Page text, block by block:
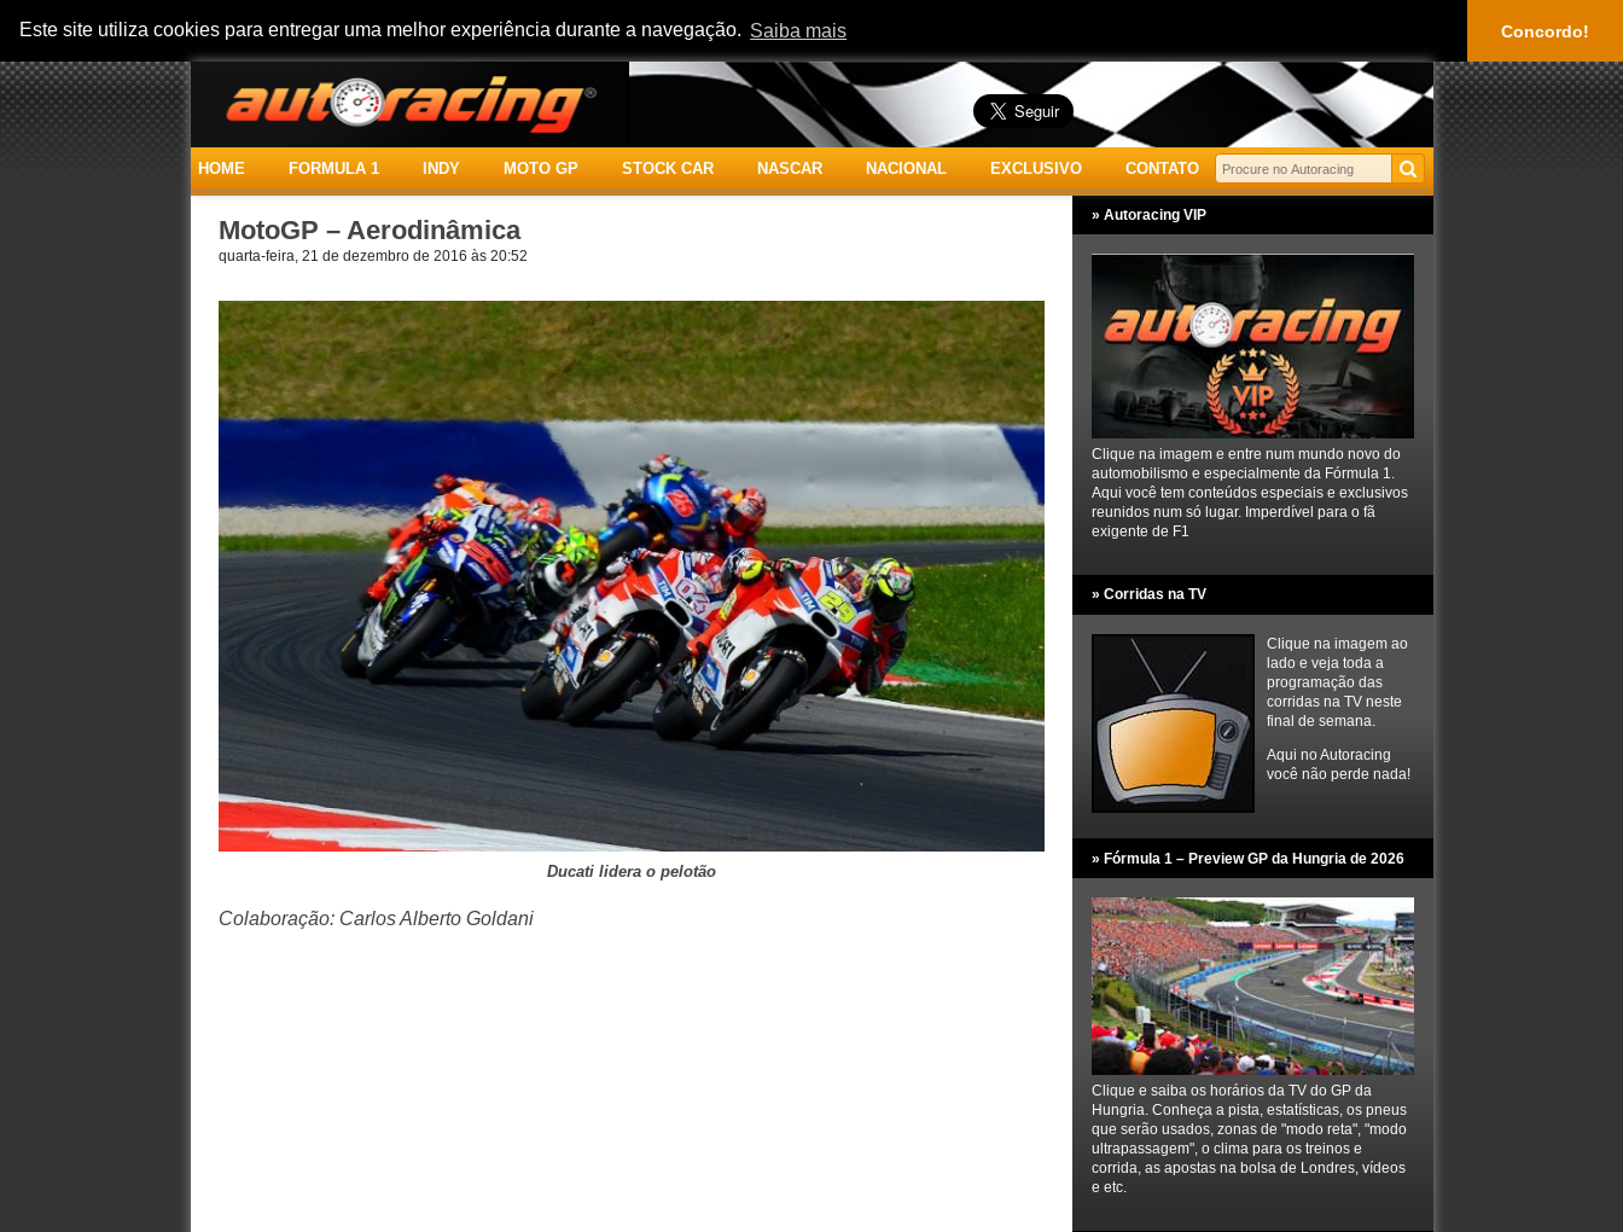
Este site utiliza cookies para entregar uma melhor experiência durante a navegação. Saiba mais Concordo!
HOME FORMULA 1 INDY MOTO GP STOCK CAR NASCAR NACIONAL EXCLUSIVO CONTATO
MotoGP – Aerodinâmica
quarta-feira, 21 de dezembro de 2016 às 20:52
Ducati lidera o pelotão
Colaboração: Carlos Alberto Goldani
» Autoracing VIP
Clique na imagem e entre num mundo novo do
automobilismo e especialmente da Fórmula 1.
Aqui você tem conteúdos especiais e exclusivos
reunidos num só lugar. Imperdível para o fã
exigente de F1
» Corridas na TV
Clique na imagem ao
lado e veja toda a
programação das
corridas na TV neste
final de semana.
Aqui no Autoracing
você não perde nada!
» Fórmula 1 – Preview GP da Hungria de 2026
Clique e saiba os horários da TV do GP da
Hungria. Conheça a pista, estatísticas, os pneus
que serão usados, zonas de "modo reta", "modo
ultrapassagem", o clima para os treinos e
corrida, as apostas na bolsa de Londres, vídeos
e etc.